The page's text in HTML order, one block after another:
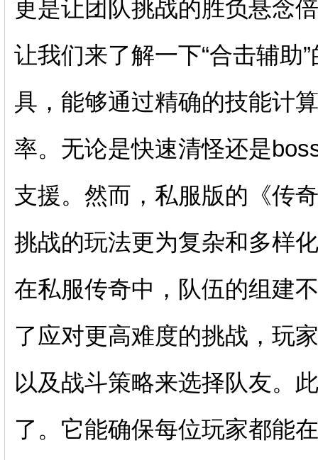
更是让团队挑战的胜负悬念
让我们来了解一下“合击辅助
具，能够通过精确的技能计
率。无论是快速清怪还是
支援。然而，私服版的《传
挑战的玩法更为复杂和多样
在私服传奇中，队伍的组建
了应对更高难度的挑战，玩
以及战斗策略来选择队友。
了。它能确保每位玩家都能